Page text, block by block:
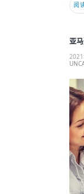
阅
亚